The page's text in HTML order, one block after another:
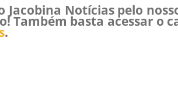
Jacobina Notícias pelo
Também basta acessar o
.